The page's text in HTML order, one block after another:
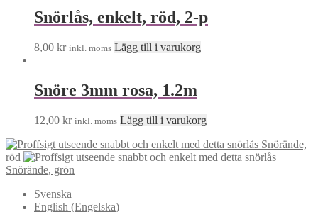
Snörlås, enkelt, röd, 2-p
8,00 kr inkl. moms Lägg till i varukorg
Snöre 3mm rosa, 1.2m
12,00 kr inkl. moms Lägg till i varukorg
Snörände,
röd
Snörände, grön
Svenska
English (Engelska)